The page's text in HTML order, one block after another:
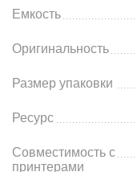
Емкость
Оригинальность
Размер упаковки
Ресурс
Совместимость с
принтерами